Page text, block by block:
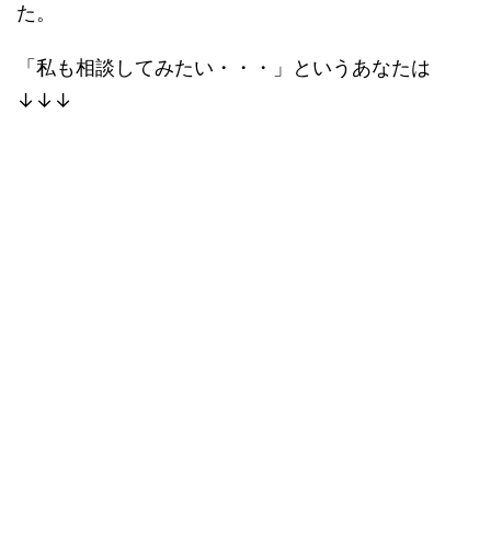
た。
「私も相談してみたい・・・」というあなたは
↓↓↓